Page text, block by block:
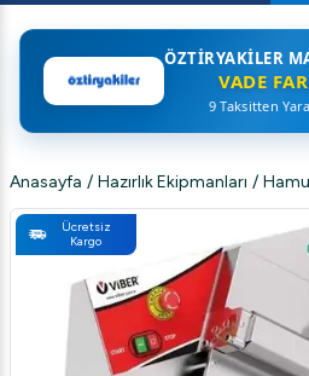
ÖZTIRYAKILER
VADE
9 Taksitten
Anasayfa / Hazırlık Ekipmanları /
Ücretsiz
Kargo